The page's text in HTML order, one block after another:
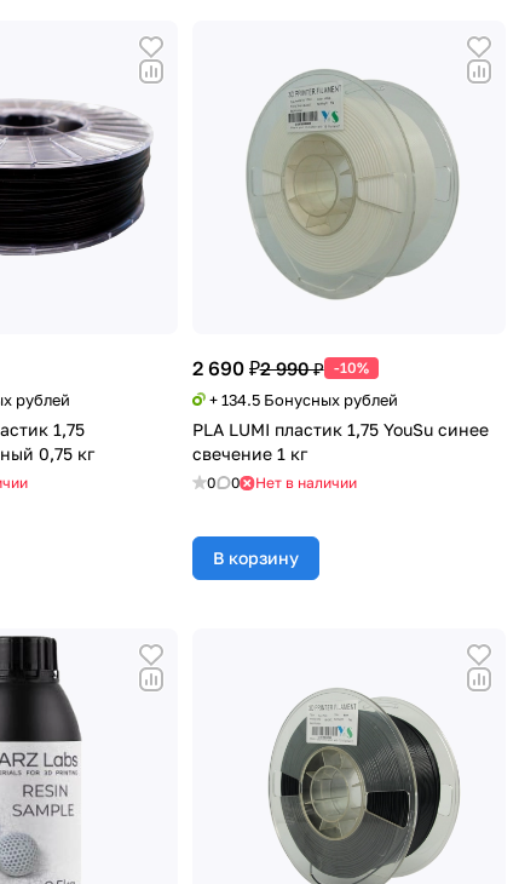
рублей
1,75
0,75 кг
2 690 ₽2 990 ₽ -10%
+ 134.5 Бонусных рублей
PLA LUMI пластик 1,75 YouSu синее
свечение 1 кг
0 0 Нет в наличии
В корзину